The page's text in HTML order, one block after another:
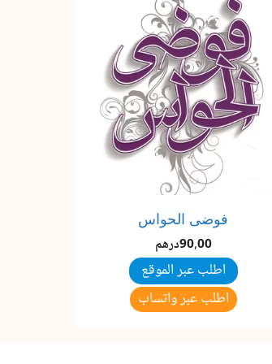
فوضى الحواس
90,00درهم
اطلب عبر الموقع
اطلب عبر واتساب